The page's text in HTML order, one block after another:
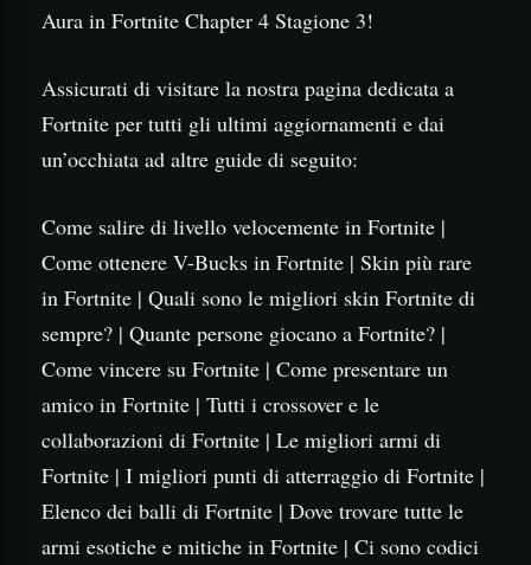
Aura in Fortnite Chapter 4 Stagione 3!
Assicurati di visitare la nostra pagina dedicata a
Fortnite per tutti gli ultimi aggiornamenti e dai
un’occhiata ad altre guide di seguito:
Come salire di livello velocemente in Fortnite |
Come ottenere V-Bucks in Fortnite | Skin più rare
in Fortnite | Quali sono le migliori skin Fortnite di
sempre? | Quante persone giocano a Fortnite? |
Come vincere su Fortnite | Come presentare un
amico in Fortnite | Tutti i crossover e le
collaborazioni di Fortnite | Le migliori armi di
Fortnite | I migliori punti di atterraggio di Fortnite |
Elenco dei balli di Fortnite | Dove trovare tutte le
armi esotiche e mitiche in Fortnite | Ci sono codici